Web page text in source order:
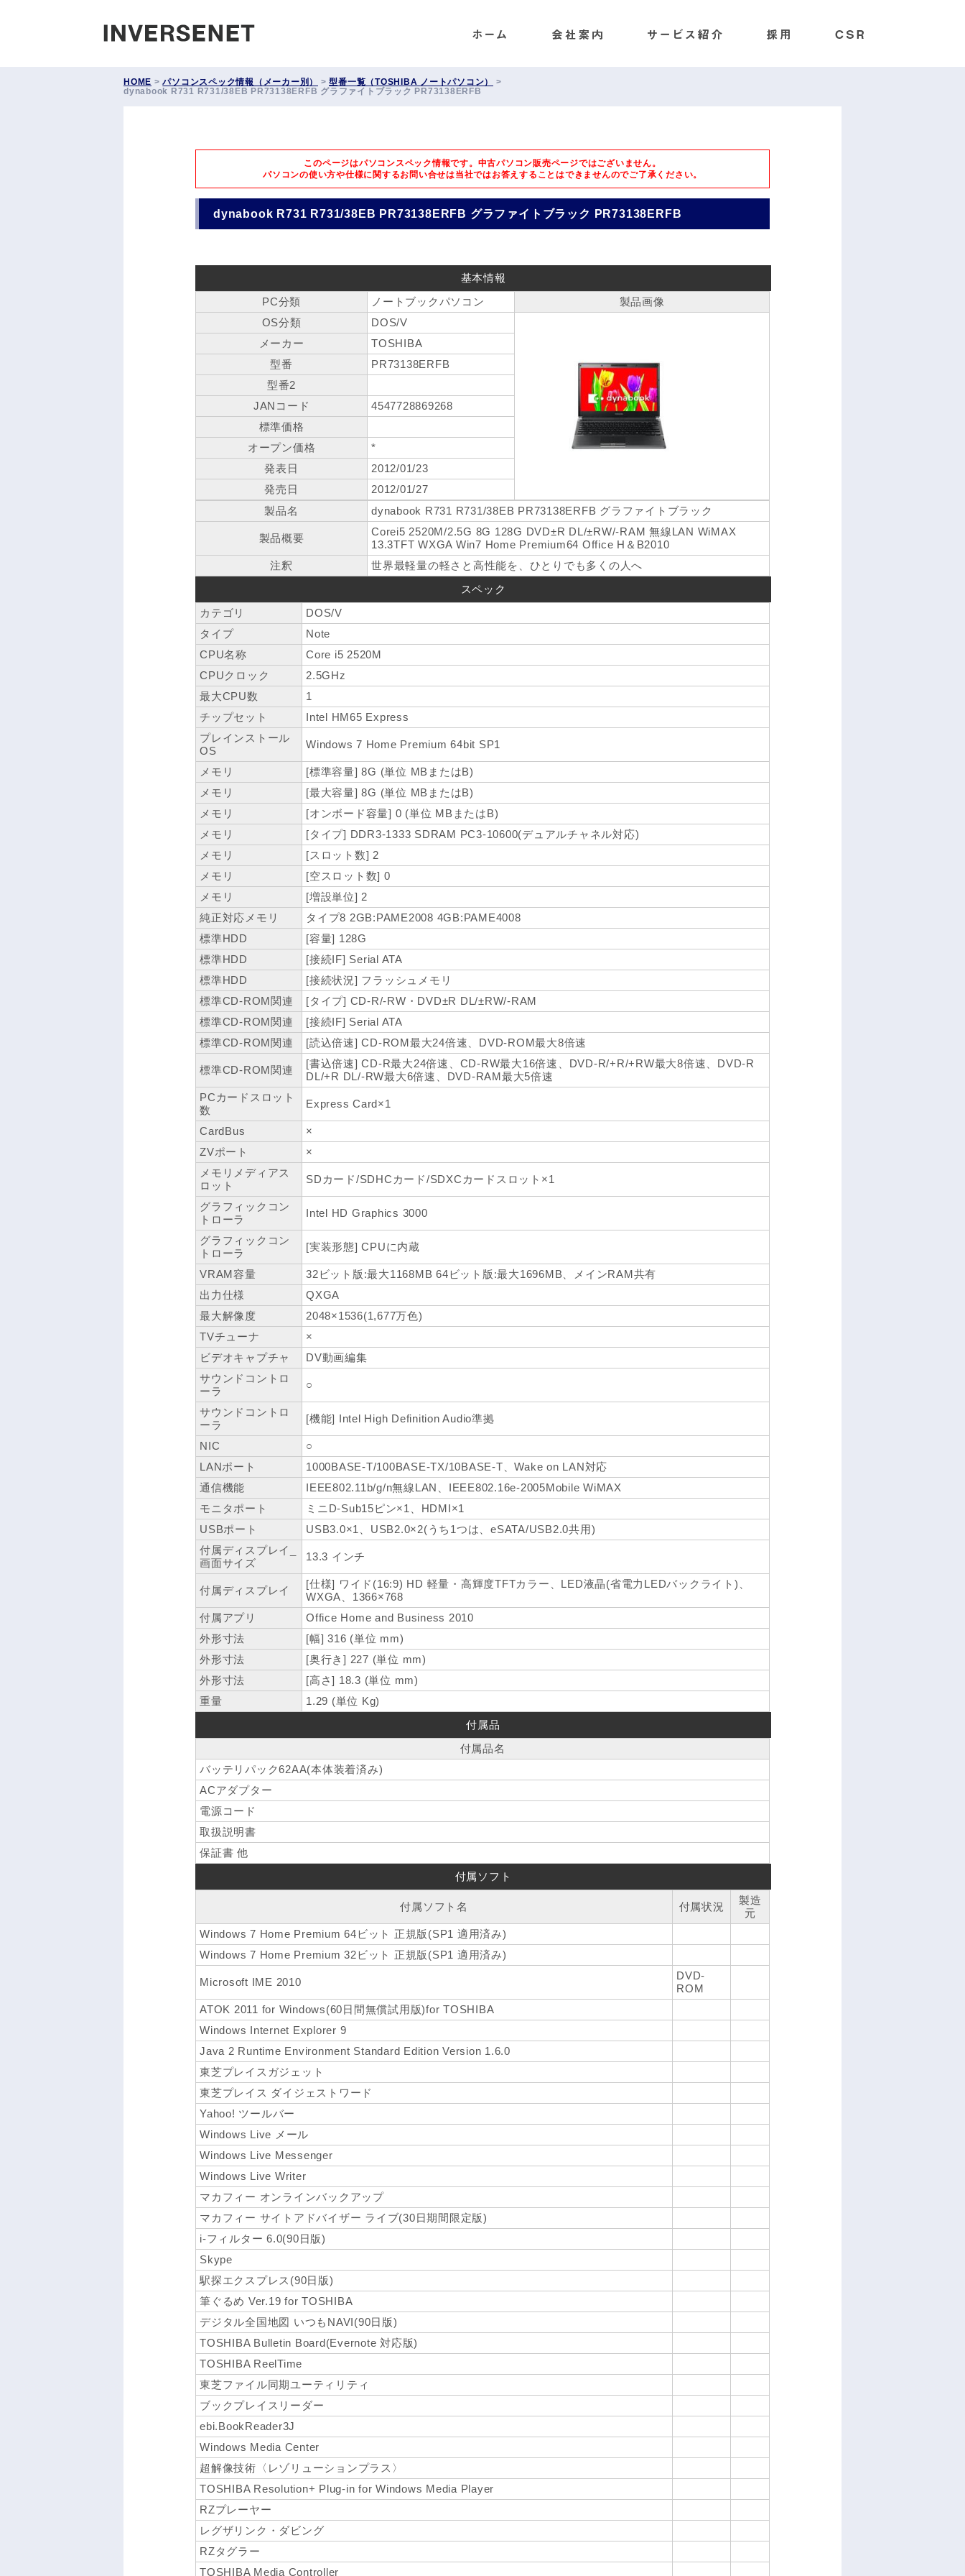
HOME >パソコンスペック情報（メーカー別） >型番一覧（TOSHIBA ノートパソコン）
>
dynabook R731 R731/38EB PR73138ERFB グラファイトブラック PR73138ERFB
このページはパソコンスペック情報です。中古パソコン販売ページではございません。
パソコンの使い方や仕様に関するお問い合せは当社ではお答えすることはできませんのでご了承ください。
dynabook R731 R731/38EB PR73138ERFB グラファイトブラック PR73138ERFB
基本情報
PC分類
ノートブックパソコン
製品画像
OS分類
DOS/V
メーカー
TOSHIBA
型番
PR73138ERFB
型番2
JANコード
4547728869268
標準価格
オープン価格
*
発表日
2012/01/23
発売日
2012/01/27
製品名
dynabook R731 R731/38EB PR73138ERFB グラファイトブラック
製品概要
Corei5 2520M/2.5G 8G 128G DVD±R DL/±RW/-RAM 無線LAN WiMAX
13.3TFT WXGA Win7 Home Premium64 Office H＆B2010
注釈
世界最軽量の軽さと高性能を、ひとりでも多くの人へ
スペック
カテゴリ
DOS/V
タイプ
Note
CPU名称
Core i5 2520M
CPUクロック
2.5GHz
最大CPU数
1
チップセット
Intel HM65 Express
プレインストール
OS
Windows 7 Home Premium 64bit SP1
メモリ
[標準容量] 8G (単位 MBまたはB)
メモリ
[最大容量] 8G (単位 MBまたはB)
メモリ
[オンボード容量] 0 (単位 MBまたはB)
メモリ
[タイプ] DDR3-1333 SDRAM PC3-10600(デュアルチャネル対応)
メモリ
[スロット数] 2
メモリ
[空スロット数] 0
メモリ
[増設単位] 2
純正対応メモリ
タイプ8 2GB:PAME2008 4GB:PAME4008
標準HDD
[容量] 128G
標準HDD
[接続IF] Serial ATA
標準HDD
[接続状況] フラッシュメモリ
標準CD-ROM関連
[タイプ] CD-R/-RW・DVD±R DL/±RW/-RAM
標準CD-ROM関連
[接続IF] Serial ATA
標準CD-ROM関連
[読込倍速] CD-ROM最大24倍速、DVD-ROM最大8倍速
標準CD-ROM関連
[書込倍速] CD-R最大24倍速、CD-RW最大16倍速、DVD-R/+R/+RW最大8倍速、DVD-R
DL/+R DL/-RW最大6倍速、DVD-RAM最大5倍速
PCカードスロット
数
Express Card×1
CardBus
×
ZVポート
×
メモリメディアス
ロット
SDカード/SDHCカード/SDXCカードスロット×1
グラフィックコン
トローラ
Intel HD Graphics 3000
グラフィックコン
トローラ
[実装形態] CPUに内蔵
VRAM容量
32ビット版:最大1168MB 64ビット版:最大1696MB、メインRAM共有
出力仕様
QXGA
最大解像度
2048×1536(1,677万色)
TVチューナ
×
ビデオキャプチャ
DV動画編集
サウンドコントロ
ーラ
○
サウンドコントロ
ーラ
[機能] Intel High Definition Audio準拠
NIC
○
LANポート
1000BASE-T/100BASE-TX/10BASE-T、Wake on LAN対応
通信機能
IEEE802.11b/g/n無線LAN、IEEE802.16e-2005Mobile WiMAX
モニタポート
ミニD-Sub15ピン×1、HDMI×1
USBポート
USB3.0×1、USB2.0×2(うち1つは、eSATA/USB2.0共用)
付属ディスプレイ_
画面サイズ
13.3 インチ
付属ディスプレイ
[仕様] ワイド(16:9) HD 軽量・高輝度TFTカラー、LED液晶(省電力LEDバックライト)、
WXGA、1366×768
付属アプリ
Office Home and Business 2010
外形寸法
[幅] 316 (単位 mm)
外形寸法
[奥行き] 227 (単位 mm)
外形寸法
[高さ] 18.3 (単位 mm)
重量
1.29 (単位 Kg)
付属品
付属品名
バッテリパック62AA(本体装着済み)
ACアダプター
電源コード
取扱説明書
保証書 他
付属ソフト
付属ソフト名 付属状況
製造
元
Windows 7 Home Premium 64ビット 正規版(SP1 適用済み)
Windows 7 Home Premium 32ビット 正規版(SP1 適用済み)
Microsoft IME 2010
DVD-
ROM
ATOK 2011 for Windows(60日間無償試用版)for TOSHIBA
Windows Internet Explorer 9
Java 2 Runtime Environment Standard Edition Version 1.6.0
東芝プレイスガジェット
東芝プレイス ダイジェストワード
Yahoo! ツールバー
Windows Live メール
Windows Live Messenger
Windows Live Writer
マカフィー オンラインバックアップ
マカフィー サイトアドバイザー ライブ(30日期間限定版)
i-フィルター 6.0(90日版)
Skype
駅探エクスプレス(90日版)
筆ぐるめ Ver.19 for TOSHIBA
デジタル全国地図 いつもNAVI(90日版)
TOSHIBA Bulletin Board(Evernote 対応版)
TOSHIBA ReelTime
東芝ファイル同期ユーティリティ
ブックプレイスリーダー
ebi.BookReader3J
Windows Media Center
超解像技術〈レゾリューションプラス〉
TOSHIBA Resolution+ Plug-in for Windows Media Player
RZプレーヤー
レグザリンク・ダビング
RZタグラー
TOSHIBA Media Controller